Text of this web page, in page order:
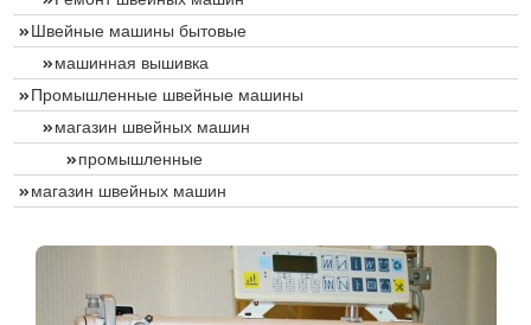
Швейные машины бытовые
машинная вышивка
Промышленные швейные машины
магазин швейных машин
промышленные
магазин швейных машин